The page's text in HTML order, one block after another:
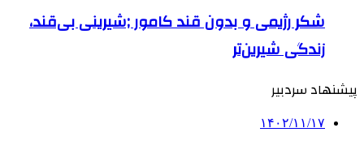
شکر رژیمی و بدون قند کامور ;شیرینی بی‌قند،
زندگی شیرین‌تر
پیشنهاد سردبیر
۱۴۰۲/۱۱/۱۷